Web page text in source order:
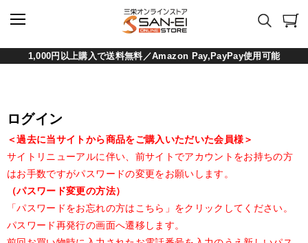
1,000円以上購入で送料無料／Amazon Pay,PayPay使用可能
ログイン
＜過去に当サイトから商品をご購入いただいた会員様＞
サイトリニューアルに伴い、前サイトでアカウントをお持ちの方
はお手数ですがパスワードの変更をお願いします。
（パスワード変更の方法）
「パスワードをお忘れの方はこちら」をクリックしてください。
パスワード再発行の画面へ遷移します。